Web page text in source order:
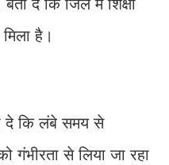
दे कि जिले में शिक्षा
है।
दे कि लंबे समय से
गंभीरता से लिया जा रहा